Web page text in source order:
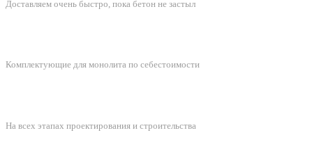
Доставляем очень быстро, пока бетон не застыл
Комплектующие для монолита по себестоимости
На всех этапах проектирования и строительства